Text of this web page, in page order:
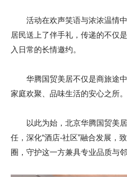
活动在欢声笑语与浓浓温情
居民送上了伴手礼，传递的不仅
入日常的长情邀约。
华腾国贸美居不仅是商旅途
家庭欢聚、品味生活的安心之所。
以此为始，北京华腾国贸美
任，深化“酒店-社区”融合发展，
圈，守护这一方兼具专业品质与